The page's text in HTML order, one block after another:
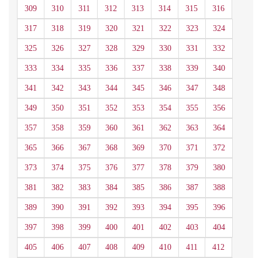
309 310 311 312 313 314 315 316
317 318 319 320 321 322 323 324
325 326 327 328 329 330 331 332
333 334 335 336 337 338 339 340
341 342 343 344 345 346 347 348
349 350 351 352 353 354 355 356
357 358 359 360 361 362 363 364
365 366 367 368 369 370 371 372
373 374 375 376 377 378 379 380
381 382 383 384 385 386 387 388
389 390 391 392 393 394 395 396
397 398 399 400 401 402 403 404
405 406 407 408 409 410 411 412